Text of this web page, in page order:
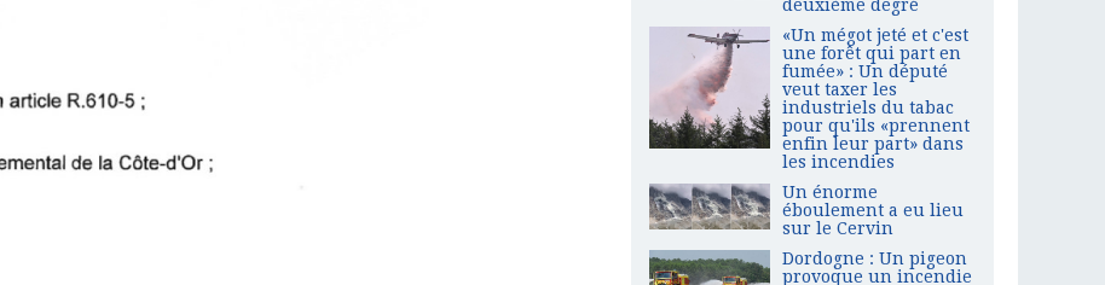
deuxième degré
«Un mégot jeté et c'est
une forêt qui part en
fumée» : Un député
veut taxer les
industriels du tabac
pour qu'ils «prennent
enfin leur part» dans
les incendies
Un énorme
éboulement a eu lieu
sur le Cervin
Dordogne : Un pigeon
provoque un incendie